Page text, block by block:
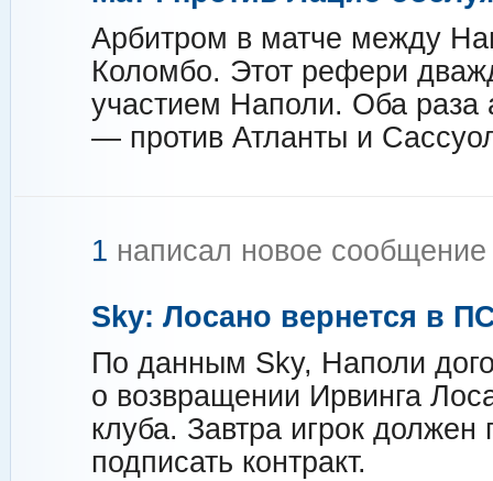
Арбитром в матче между
Коломбо. Этот рефери
участием Наполи. Оба раза
— против Атланты и
1 написал новое
Sky: Лосано вернется в
По данным Sky, Наполи
о возвращении Ирвинга
клуба. Завтра игрок
подписать контракт.